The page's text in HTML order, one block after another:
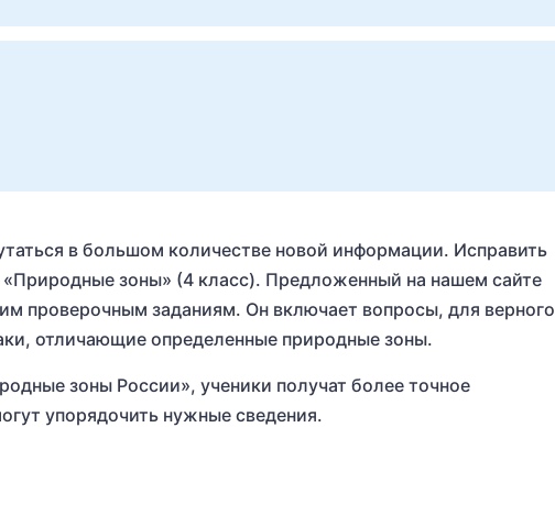
в большом количестве новой информации. Исправить
зоны» (4 класс). Предложенный на нашем сайте
проверочным заданиям. Он включает вопросы, для верного
отличающие определенные природные зоны.
зоны России», ученики получат более точное
упорядочить нужные сведения.